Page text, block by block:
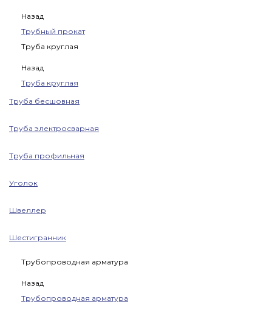
Назад
Трубный прокат
Труба круглая
Назад
Труба круглая
Труба бесшовная
Труба электросварная
Труба профильная
Уголок
Швеллер
Шестигранник
Трубопроводная арматура
Назад
Трубопроводная арматура